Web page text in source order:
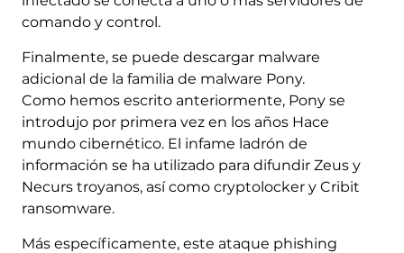
comando y control.
Finalmente, se puede descargar malware
adicional de la familia de malware Pony.
Como hemos escrito anteriormente, Pony se
introdujo por primera vez en los años Hace
mundo cibernético. El infame ladrón de
información se ha utilizado para difundir Zeus y
Necurs troyanos, así como cryptolocker y Cribit
ransomware.
Más específicamente, este ataque phishing